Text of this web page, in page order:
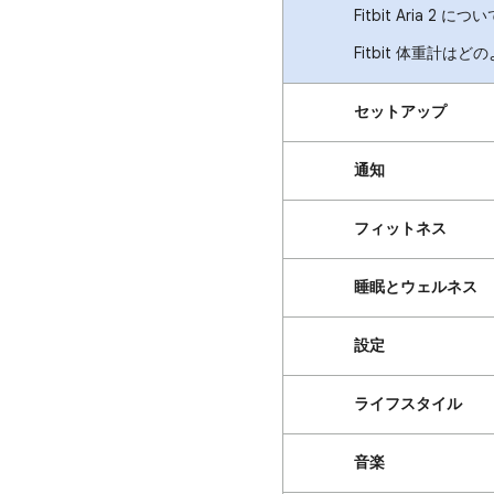
Fitbit Aria 2 につい
Fitbit 体重計はどの
セットアップ
通知
フィットネス
睡眠とウェルネス
設定
ライフスタイル
音楽